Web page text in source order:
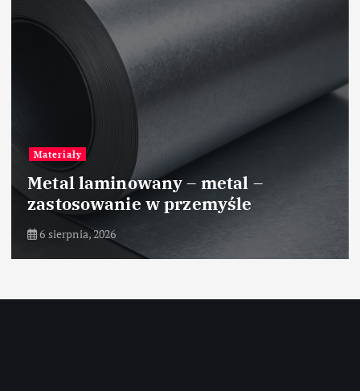
Materiały
Metal laminowany – metal –
zastosowanie w przemyśle
6 sierpnia, 2026